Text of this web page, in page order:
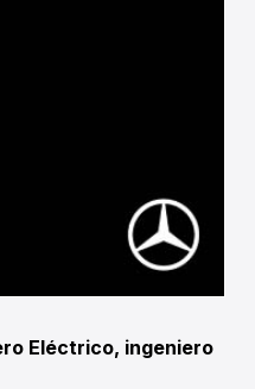
Eléctrico, ingeniero